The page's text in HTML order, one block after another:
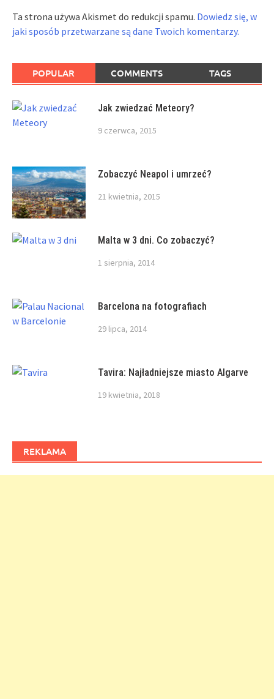
Ta strona używa Akismet do redukcji spamu. Dowiedz się, w
jaki sposób przetwarzane są dane Twoich komentarzy.
POPULAR COMMENTS TAGS
Jak zwiedzać Meteory?
9 czerwca, 2015
Zobaczyć Neapol i umrzeć?
21 kwietnia, 2015
Malta w 3 dni. Co zobaczyć?
1 sierpnia, 2014
Barcelona na fotografiach
29 lipca, 2014
Tavira: Najładniejsze miasto Algarve
19 kwietnia, 2018
REKLAMA